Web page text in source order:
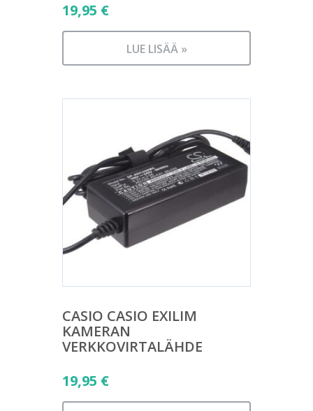
19,95 €
LUE LISÄÄ »
CASIO CASIO EXILIM
KAMERAN
VERKKOVIRTALÄHDE
19,95 €